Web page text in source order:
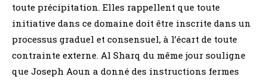
toute précipitation. Elles rappellent que toute
initiative dans ce domaine doit être inscrite dans un
processus graduel et consensuel, à l’écart de toute
contrainte externe. Al Sharq du même jour souligne
que Joseph Aoun a donné des instructions fermes